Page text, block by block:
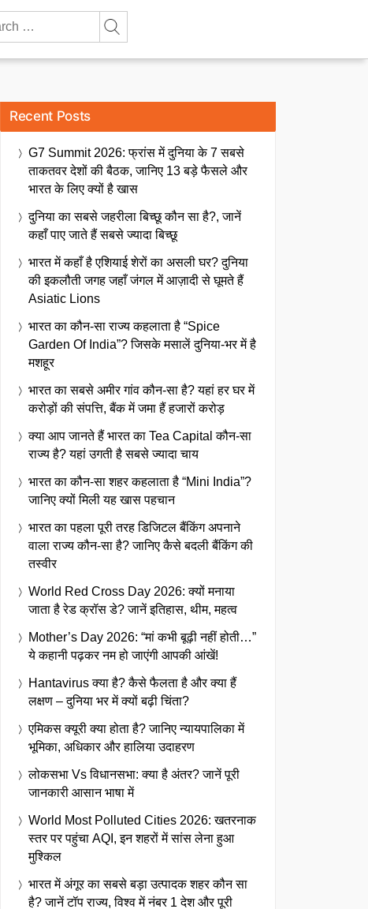
Recent Posts
G7 Summit 2026: फ्रांस में दुनिया के 7 सबसे
ताकतवर देशों की बैठक, जानिए 13 बड़े फैसले और
भारत के लिए क्यों है खास
दुनिया का सबसे जहरीला बिच्छू कौन सा है?, जानें
कहाँ पाए जाते हैं सबसे ज्यादा बिच्छू
भारत में कहाँ है एशियाई शेरों का असली घर? दुनिया
की इकलौती जगह जहाँ जंगल में आज़ादी से घूमते हैं
Asiatic Lions
भारत का कौन-सा राज्य कहलाता है “Spice
Garden Of India”? जिसके मसालें दुनिया-भर में है
मशहूर
भारत का सबसे अमीर गांव कौन-सा है? यहां हर घर में
करोड़ों की संपत्ति, बैंक में जमा हैं हजारों करोड़
क्या आप जानते हैं भारत का Tea Capital कौन-सा
राज्य है? यहां उगती है सबसे ज्यादा चाय
भारत का कौन-सा शहर कहलाता है “Mini India”?
जानिए क्यों मिली यह खास पहचान
भारत का पहला पूरी तरह डिजिटल बैंकिंग अपनाने
वाला राज्य कौन-सा है? जानिए कैसे बदली बैंकिंग की
तस्वीर
World Red Cross Day 2026: क्यों मनाया
जाता है रेड क्रॉस डे? जानें इतिहास, थीम, महत्व
Mother’s Day 2026: “मां कभी बूढ़ी नहीं होती…”
ये कहानी पढ़कर नम हो जाएंगी आपकी आंखें!
Hantavirus क्या है? कैसे फैलता है और क्या हैं
लक्षण – दुनिया भर में क्यों बढ़ी चिंता?
एमिकस क्यूरी क्या होता है? जानिए न्यायपालिका में
भूमिका, अधिकार और हालिया उदाहरण
लोकसभा Vs विधानसभा: क्या है अंतर? जानें पूरी
जानकारी आसान भाषा में
World Most Polluted Cities 2026: खतरनाक
स्तर पर पहुंचा AQI, इन शहरों में सांस लेना हुआ
मुश्किल
भारत में अंगूर का सबसे बड़ा उत्पादक शहर कौन सा
है? जानें टॉप राज्य, विश्व में नंबर 1 देश और पूरी